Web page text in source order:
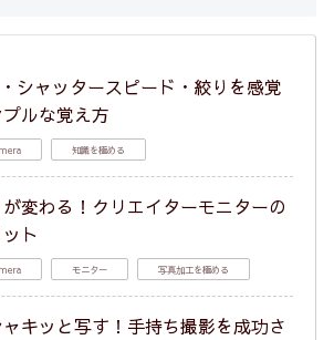
シャッタースピード・絞りを感覚
ルな覚え方
知識を極める
変わる！クリエイターモニターの
ト
モニター 写真加工を極める
キッと写す！手持ち撮影を成功さ